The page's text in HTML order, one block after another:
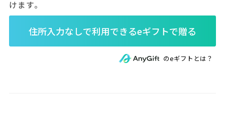
けます。
のeギフトとは？